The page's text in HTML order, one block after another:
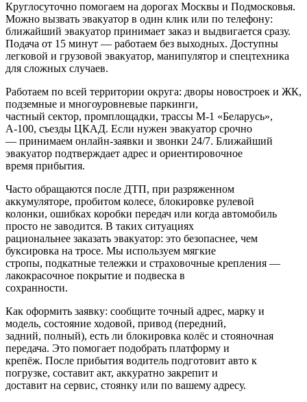
Круглосуточно помогаем на дорогах Москвы и Подмосковья.
Можно вызвать эвакуатор в один клик или по телефону:
ближайший эвакуатор принимает заказ и выдвигается сразу.
Подача от 15 минут — работаем без выходных. Доступны
легковой и грузовой эвакуатор, манипулятор и спецтехника
для сложных случаев.
Работаем по всей территории округа: дворы новостроек и ЖК,
подземные и многоуровневые паркинги,
частный сектор, промплощадки, трассы М‑1 «Беларусь»,
А‑100, съезды ЦКАД. Если нужен эвакуатор срочно
— принимаем онлайн-заявки и звонки 24/7. Ближайший
эвакуатор подтверждает адрес и ориентировочное
время прибытия.
Часто обращаются после ДТП, при разряженном
аккумуляторе, пробитом колесе, блокировке рулевой
колонки, ошибках коробки передач или когда автомобиль
просто не заводится. В таких ситуациях
рациональнее заказать эвакуатор: это безопаснее, чем
буксировка на тросе. Мы используем мягкие
стропы, подкатные тележки и страховочные крепления —
лакокрасочное покрытие и подвеска в
сохранности.
Как оформить заявку: сообщите точный адрес, марку и
модель, состояние ходовой, привод (передний,
задний, полный), есть ли блокировка колёс и стояночная
передача. Это помогает подобрать платформу и
крепёж. После прибытия водитель подготовит авто к
погрузке, составит акт, аккуратно закрепит и
доставит на сервис, стоянку или по вашему адресу.